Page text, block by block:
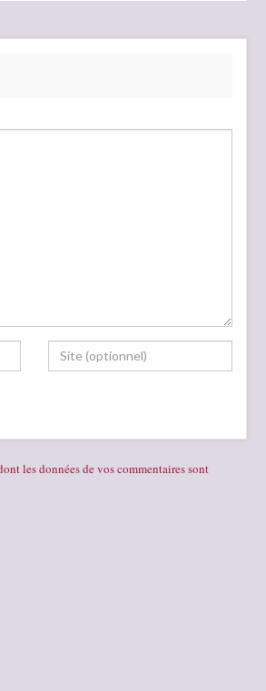
les données de vos commentaires sont